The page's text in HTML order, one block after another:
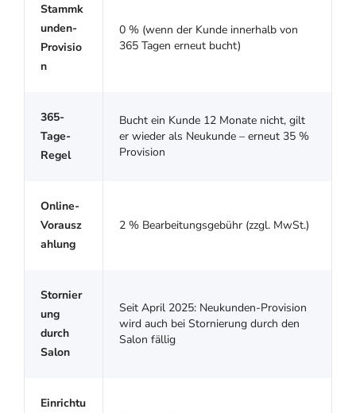
Stammk
unden-
Provisio
n
0 % (wenn der Kunde innerhalb von
365 Tagen erneut bucht)
365-
Tage-
Regel
Bucht ein Kunde 12 Monate nicht, gilt
er wieder als Neukunde – erneut 35 %
Provision
Online-
Vorausz
ahlung
2 % Bearbeitungsgebühr (zzgl. MwSt.)
Stornier
ung
durch
Salon
Seit April 2025: Neukunden-Provision
wird auch bei Stornierung durch den
Salon fällig
Einrichtu